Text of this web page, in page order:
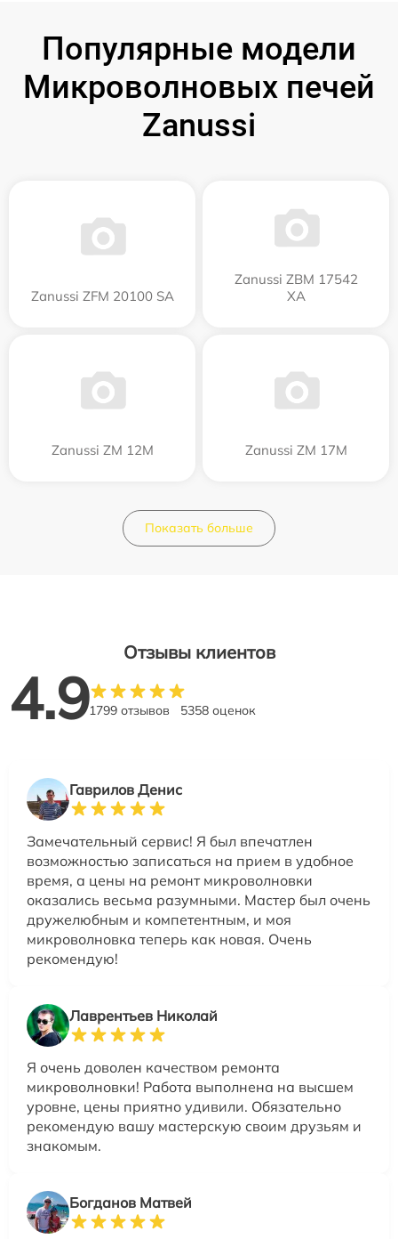
Популярные модели
Микроволновых печей
Zanussi
Zanussi ZFM 20100 SA
Zanussi ZBM 17542
XA
Zanussi ZM 12M Zanussi ZM 17M
Показать больше
Отзывы клиентов
4.91799 отзывов 5358 оценок
Гаврилов Денис
Замечательный сервис! Я был впечатлен
возможностью записаться на прием в удобное
время, а цены на ремонт микроволновки
оказались весьма разумными. Мастер был очень
дружелюбным и компетентным, и моя
микроволновка теперь как новая. Очень
рекомендую!
Лаврентьев Николай
Я очень доволен качеством ремонта
микроволновки! Работа выполнена на высшем
уровне, цены приятно удивили. Обязательно
рекомендую вашу мастерскую своим друзьям и
знакомым.
Богданов Матвей